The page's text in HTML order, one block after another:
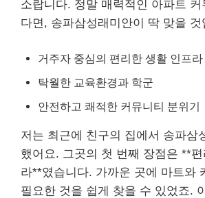
소랍니다. 정말 매력적인 아파트 커
다면, 송파삼성래미안이 딱 맞을 것
거주자 중심의 편리한 생활 인프라
탁월한 교육환경과 학군
안전하고 쾌적한 커뮤니티 분위기
저는 최근에 친구의 집에서 송파삼
했어요. 그곳의 첫 번째 장점은 **
라**였습니다. 가까운 곳에 마트와
필요한 것을 쉽게 찾을 수 있었죠.